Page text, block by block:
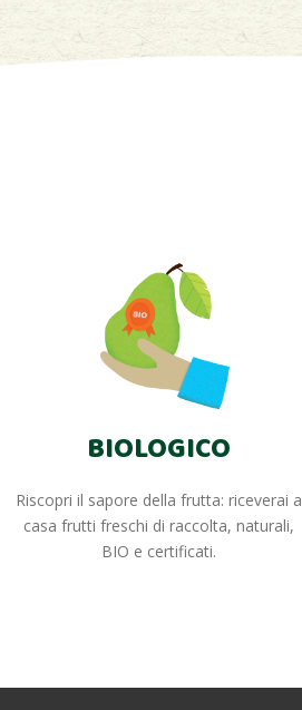
BIOLOGICO
Riscopri il sapore della frutta: riceverai a
casa frutti freschi di raccolta, naturali,
BIO e certificati.